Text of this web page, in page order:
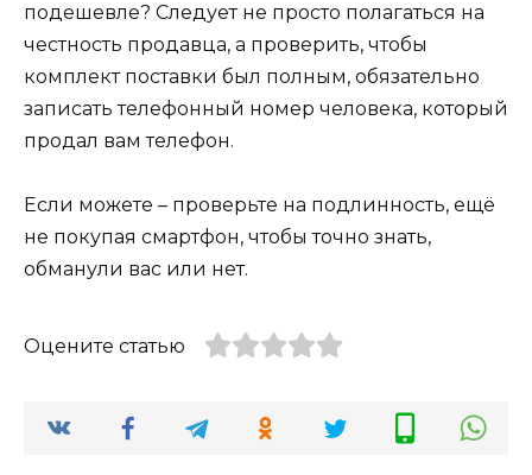
подешевле? Следует не просто полагаться на
честность продавца, а проверить, чтобы
комплект поставки был полным, обязательно
записать телефонный номер человека, который
продал вам телефон.
Если можете – проверьте на подлинность, ещё
не покупая смартфон, чтобы точно знать,
обманули вас или нет.
Оцените статью